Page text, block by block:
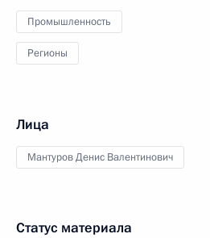
Промышленность
Регионы
Лица
Мантуров Денис Валентинович
Статус материала